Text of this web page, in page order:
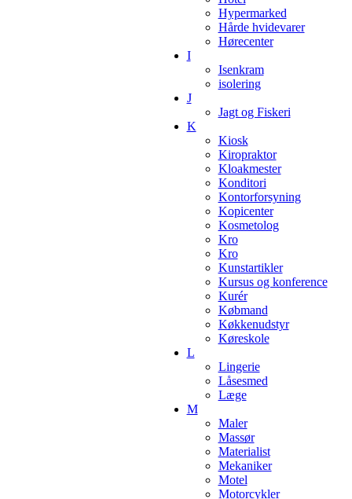
Hypermarked
Hårde hvidevarer
Hørecenter
I
Isenkram
isolering
J
Jagt og Fiskeri
K
Kiosk
Kiropraktor
Kloakmester
Konditori
Kontorforsyning
Kopicenter
Kosmetolog
Kro
Kro
Kunstartikler
Kursus og konference
Kurér
Købmand
Køkkenudstyr
Køreskole
L
Lingerie
Låsesmed
Læge
M
Maler
Massør
Materialist
Mekaniker
Motel
Motorcykler